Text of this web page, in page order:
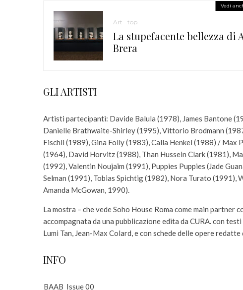
Vedi
Art top
La stupefacente bellezza di
Brera
GLI ARTISTI
Artisti partecipanti: Davide Balula (1978), James Bantone
Danielle Brathwaite-Shirley (1995), Vittorio Brodmann
Fischli (1989), Gina Folly (1983), Calla Henkel (1988) /
(1964), David Horvitz (1988), Than Hussein Clark (1981),
(1992), Valentin Noujaïm (1991), Puppies Puppies (Jade
Selman (1991), Tobias Spichtig (1982), Nora Turato (1991),
Amanda McGowan, 1990).
La mostra – che vede Soho House Roma come main partner
accompagnata da una pubblicazione edita da CURA. con
Lumi Tan, Jean-Max Colard, e con schede delle opere redatte
INFO
BAAB_Issue 00